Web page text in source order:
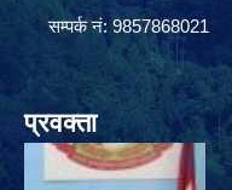
सम्पर्क नं: 9857868021
प्रवक्ता